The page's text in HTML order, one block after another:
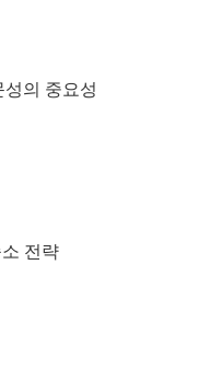
의 중요성
전략